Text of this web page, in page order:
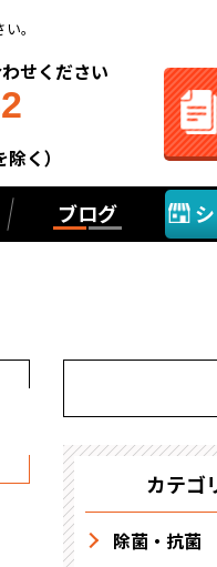
。
せください
く）
ブログ
カテゴ
除菌・抗菌